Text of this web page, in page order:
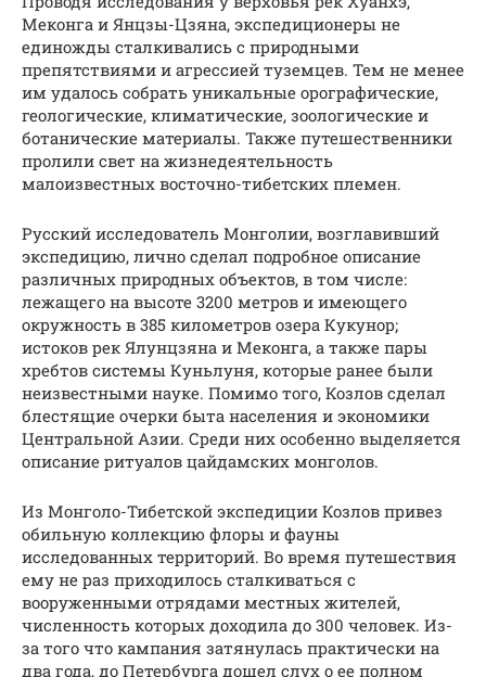
Меконга и Янцзы-Цзяна, экспедиционеры не
единожды сталкивались с природными
препятствиями и агрессией туземцев. Тем не менее
им удалось собрать уникальные орографические,
геологические, климатические, зоологические и
ботанические материалы. Также путешественники
пролили свет на жизнедеятельность
малоизвестных восточно-тибетских племен.
Русский исследователь Монголии, возглавивший
экспедицию, лично сделал подробное описание
различных природных объектов, в том числе:
лежащего на высоте 3200 метров и имеющего
окружность в 385 километров озера Кукунор;
истоков рек Ялунцзяна и Меконга, а также пары
хребтов системы Куньлуня, которые ранее были
неизвестными науке. Помимо того, Козлов сделал
блестящие очерки быта населения и экономики
Центральной Азии. Среди них особенно выделяется
описание ритуалов цайдамских монголов.
Из Монголо-Тибетской экспедиции Козлов привез
обильную коллекцию флоры и фауны
исследованных территорий. Во время путешествия
ему не раз приходилось сталкиваться с
вооруженными отрядами местных жителей,
численность которых доходила до 300 человек. Из-
за того что кампания затянулась практически на
два года, до Петербурга дошел слух о ее полном